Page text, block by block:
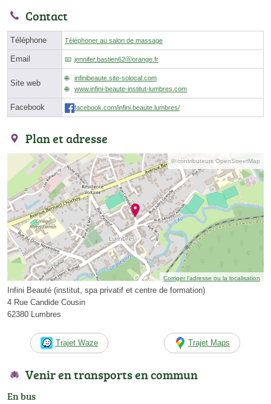
Contact
Téléphone Téléphoner au salon de massage
Email jennifer.bastien62ⓐorange.fr
Site web
infinibeaute.site-solocal.com
www.infini-beaute-institut-lumbres.com
Facebook facebook.com/infini.beaute.lumbres/
Plan et adresse
© contributeurs OpenStreetMap
Corriger l’adresse ou la localisation
Infini Beauté (institut, spa privatif et centre de formation)
4 Rue Candide Cousin
62380 Lumbres
Trajet Waze Trajet Maps
Venir en transports en commun
En bus